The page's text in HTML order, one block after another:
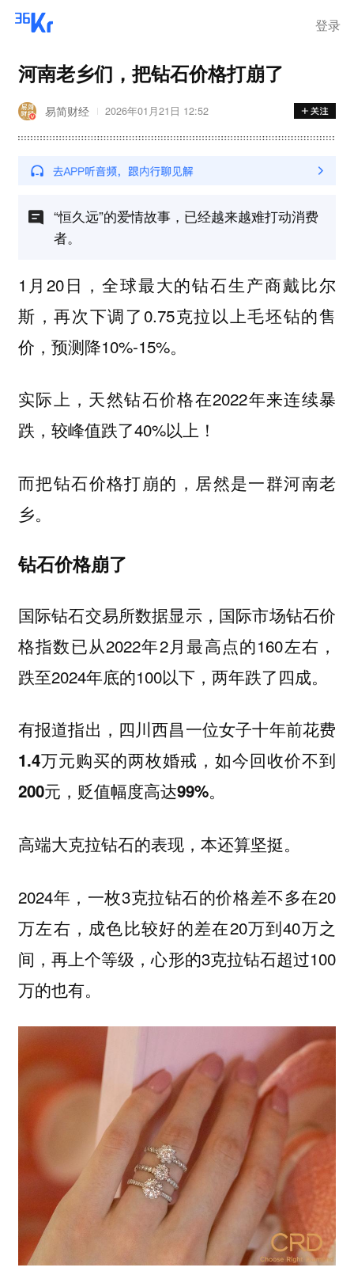
登录
河南老乡们，把钻石价格打崩了
易简财经 2026年01月21日 12:52
“恒久远”的爱情故事，已经越来越难打动消费
者。
1月20日，全球最大的钻石生产商戴比尔
斯，再次下调了0.75克拉以上毛坯钻的售
价，预测降10%-15%。
实际上，天然钻石价格在2022年来连续暴
跌，较峰值跌了40%以上！
而把钻石价格打崩的，居然是一群河南老
乡。
钻石价格崩了
国际钻石交易所数据显示，国际市场钻石价
格指数已从2022年2月最高点的160左右，
跌至2024年底的100以下，两年跌了四成。
有报道指出，四川西昌一位女子十年前花费
1.4万元购买的两枚婚戒，如今回收价不到
200元，贬值幅度高达99%。
高端大克拉钻石的表现，本还算坚挺。
2024年，一枚3克拉钻石的价格差不多在20
万左右，成色比较好的差在20万到40万之
间，再上个等级，心形的3克拉钻石超过100
万的也有。